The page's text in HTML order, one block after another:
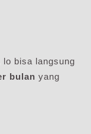
bisa langsung
bulan yang